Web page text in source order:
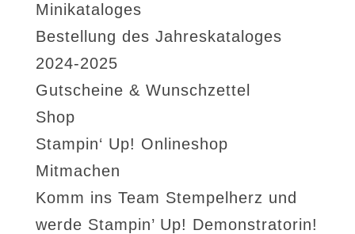
Minikataloges
Bestellung des Jahreskataloges
2024-2025
Gutscheine & Wunschzettel
Shop
Stampin‘ Up! Onlineshop
Mitmachen
Komm ins Team Stempelherz und
werde Stampin’ Up! Demonstratorin!